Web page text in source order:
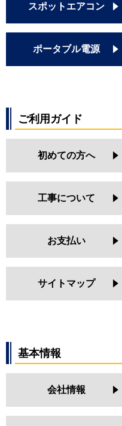
スポットエアコン
ポータブル電源
ご利用ガイド
初めての方へ
工事について
お支払い
サイトマップ
基本情報
会社情報